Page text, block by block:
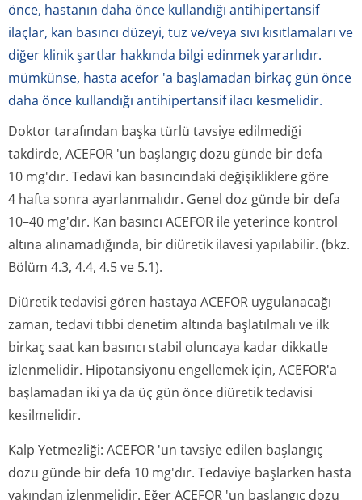
önce, hastanın daha önce kullandığı antihipertansif
ilaçlar, kan basıncı düzeyi, tuz ve/veya sıvı kısıtlamaları ve
diğer klinik şartlar hakkında bilgi edinmek yararlıdır.
mümkünse, hasta acefor 'a başlamadan birkaç gün önce
daha önce kullandığı antihipertansif ilacı kesmelidir.
Doktor tarafından başka türlü tavsiye edilmediği
takdirde, ACEFOR 'un başlangıç dozu günde bir defa
10 mg'dır. Tedavi kan basıncındaki değişikliklere göre
4 hafta sonra ayarlanmalıdır. Genel doz günde bir defa
10–40 mg'dır. Kan basıncı ACEFOR ile yeterince kontrol
altına alınamadığında, bir diüretik ilavesi yapılabilir. (bkz.
Bölüm 4.3, 4.4, 4.5 ve 5.1).
Diüretik tedavisi gören hastaya ACEFOR uygulanacağı
zaman, tedavi tıbbi denetim altında başlatılmalı ve ilk
birkaç saat kan basıncı stabil oluncaya kadar dikkatle
izlenmelidir. Hipotansiyonu engellemek için, ACEFOR'a
başlamadan iki ya da üç gün önce diüretik tedavisi
kesilmelidir.
Kalp Yetmezliği: ACEFOR 'un tavsiye edilen başlangıç
dozu günde bir defa 10 mg'dır. Tedaviye başlarken hasta
yakından izlenmelidir. Eğer ACEFOR 'un başlangıç dozu